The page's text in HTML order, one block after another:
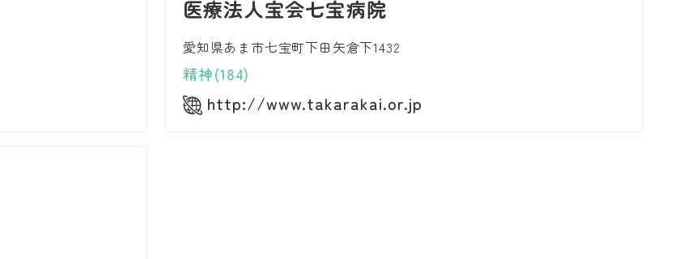
医療法人宝会七宝病院
愛知県あま市七宝町下田矢倉下1432
精神(184)
http://www.takarakai.or.jp